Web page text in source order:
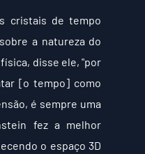
cristais de tempo
a natureza do
disse ele, "por
[o tempo] como
é sempre uma
fez a melhor
o espaço 3D